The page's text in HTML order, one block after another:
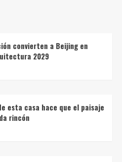
convierten a Beijing en
2029
esta casa hace que el paisaje
rincón